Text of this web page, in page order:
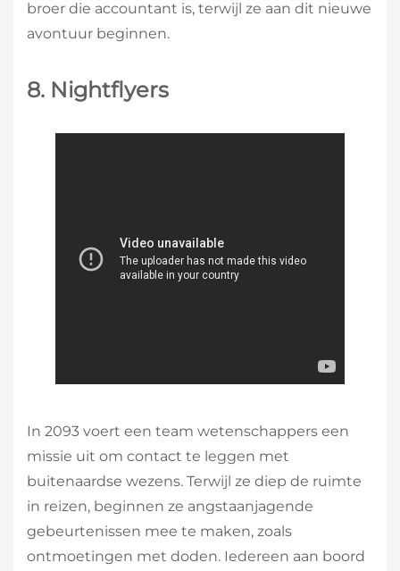
broer die accountant is, terwijl ze aan dit nieuwe
avontuur beginnen.
8. Nightflyers
In 2093 voert een team wetenschappers een
missie uit om contact te leggen met
buitenaardse wezens. Terwijl ze diep de ruimte
in reizen, beginnen ze angstaanjagende
gebeurtenissen mee te maken, zoals
ontmoetingen met doden. Iedereen aan boord